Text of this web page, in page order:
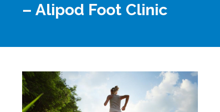
– Alipod Foot Clinic